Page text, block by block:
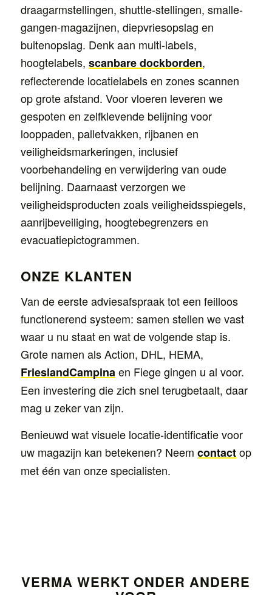
draagarmstellingen, shuttle-stellingen, smalle-
gangen-magazijnen, diepvriesopslag en
buitenopslag. Denk aan multi-labels,
hoogtelabels, scanbare dockborden,
reflecterende locatielabels en zones scannen
op grote afstand. Voor vloeren leveren we
gespoten en zelfklevende belijning voor
looppaden, palletvakken, rijbanen en
veiligheidsmarkeringen, inclusief
voorbehandeling en verwijdering van oude
belijning. Daarnaast verzorgen we
veiligheidsproducten zoals veiligheidsspiegels,
aanrijbeveiliging, hoogtebegrenzers en
evacuatiepictogrammen.
ONZE KLANTEN
Van de eerste adviesafspraak tot een feilloos
functionerend systeem: samen stellen we vast
waar u nu staat en wat de volgende stap is.
Grote namen als Action, DHL, HEMA,
FrieslandCampina en Fiege gingen u al voor.
Een investering die zich snel terugbetaalt, daar
mag u zeker van zijn.
Benieuwd wat visuele locatie-identificatie voor
uw magazijn kan betekenen? Neem contactop
met één van onze specialisten.
VERMA WERKT ONDER ANDERE